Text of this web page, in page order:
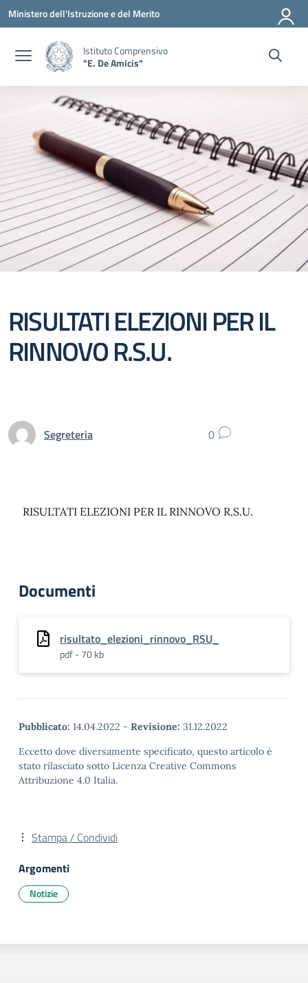
Vai ai contenuti
Vai al menu di navigazione
Vai al footer
Ministero dell'Istruzione e del Merito
Istituto Comprensivo
"E. De Amicis"
RISULTATI ELEZIONI PER IL
RINNOVO R.S.U.
Segreteria 0
RISULTATI ELEZIONI PER IL RINNOVO R.S.U.
Documenti
risultato_elezioni_rinnovo_RSU_
pdf - 70 kb
Pubblicato: 14.04.2022 - Revisione: 31.12.2022
Eccetto dove diversamente specificato, questo articolo è
stato rilasciato sotto Licenza Creative Commons
Attribuzione 4.0 Italia.
Stampa / Condividi
Argomenti
Notizie